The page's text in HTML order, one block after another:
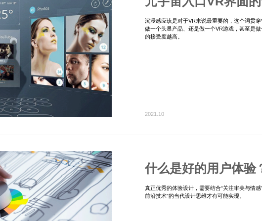
沉浸感应该是对于VR来说最重要的，这个词贯
做一个头显产品、还是做一个VR游戏，甚至是
的接受度越高。
2021.10
什么是好的用户体验
真正优秀的体验设计，需要结合“关注审美与情
前沿技术”的当代设计思维才有可能实现。